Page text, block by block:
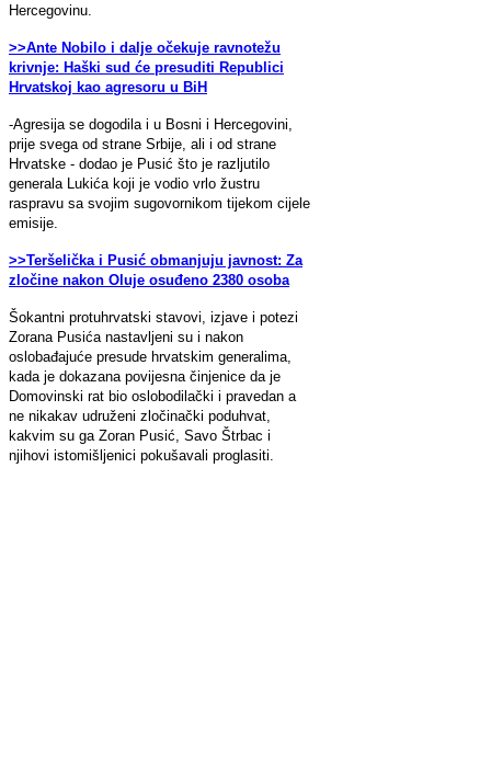
Hercegovinu.
>>Ante Nobilo i dalje očekuje ravnotežu
krivnje: Haški sud će presuditi Republici
Hrvatskoj kao agresoru u BiH
-Agresija se dogodila i u Bosni i Hercegovini,
prije svega od strane Srbije, ali i od strane
Hrvatske - dodao je Pusić što je razljutilo
generala Lukića koji je vodio vrlo žustru
raspravu sa svojim sugovornikom tijekom cijele
emisije.
>>Teršelička i Pusić obmanjuju javnost: Za
zločine nakon Oluje osuđeno 2380 osoba
Šokantni protuhrvatski stavovi, izjave i potezi
Zorana Pusića nastavljeni su i nakon
oslobađajuće presude hrvatskim generalima,
kada je dokazana povijesna činjenice da je
Domovinski rat bio oslobodilački i pravedan a
ne nikakav udruženi zločinački poduhvat,
kakvim su ga Zoran Pusić, Savo Štrbac i
njihovi istomišljenici pokušavali proglasiti.